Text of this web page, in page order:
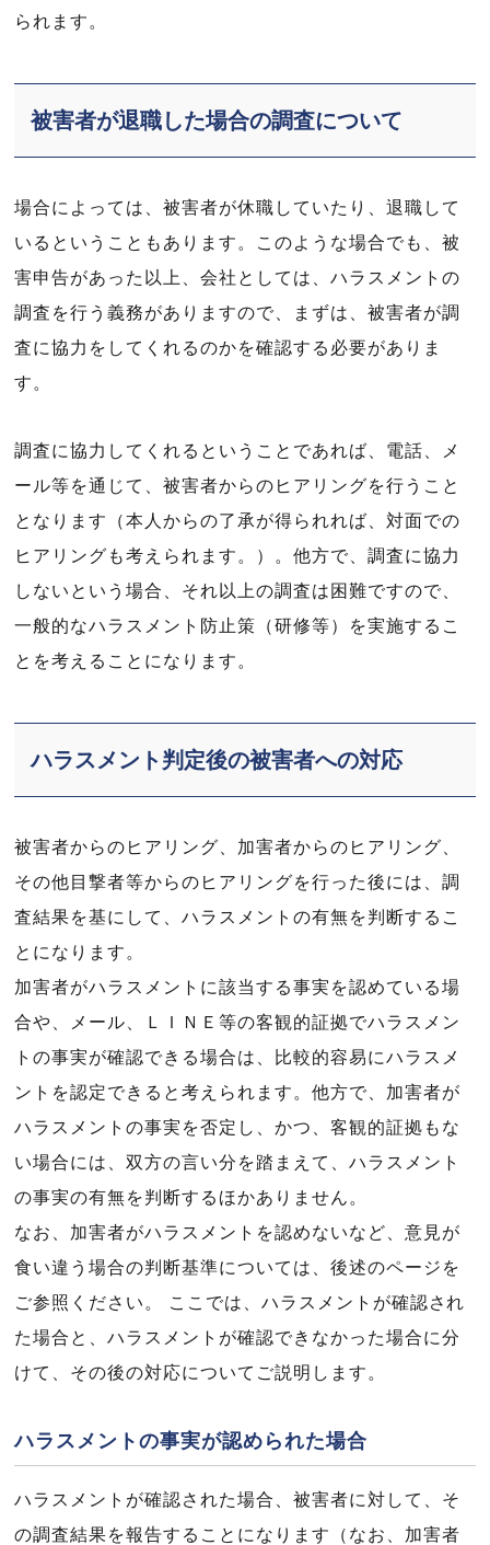
られます。
被害者が退職した場合の調査について
場合によっては、被害者が休職していたり、退職して
いるということもあります。このような場合でも、被
害申告があった以上、会社としては、ハラスメントの
調査を行う義務がありますので、まずは、被害者が調
査に協力をしてくれるのかを確認する必要がありま
す。
調査に協力してくれるということであれば、電話、メ
ール等を通じて、被害者からのヒアリングを行うこと
となります（本人からの了承が得られれば、対面での
ヒアリングも考えられます。）。他方で、調査に協力
しないという場合、それ以上の調査は困難ですので、
一般的なハラスメント防止策（研修等）を実施するこ
とを考えることになります。
ハラスメント判定後の被害者への対応
被害者からのヒアリング、加害者からのヒアリング、
その他目撃者等からのヒアリングを行った後には、調
査結果を基にして、ハラスメントの有無を判断するこ
とになります。
加害者がハラスメントに該当する事実を認めている場
合や、メール、ＬＩＮＥ等の客観的証拠でハラスメン
トの事実が確認できる場合は、比較的容易にハラスメ
ントを認定できると考えられます。他方で、加害者が
ハラスメントの事実を否定し、かつ、客観的証拠もな
い場合には、双方の言い分を踏まえて、ハラスメント
の事実の有無を判断するほかありません。
なお、加害者がハラスメントを認めないなど、意見が
食い違う場合の判断基準については、後述のページを
ご参照ください。 ここでは、ハラスメントが確認され
た場合と、ハラスメントが確認できなかった場合に分
けて、その後の対応についてご説明します。
ハラスメントの事実が認められた場合
ハラスメントが確認された場合、被害者に対して、そ
の調査結果を報告することになります（なお、加害者